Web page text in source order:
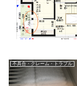
不具合・クレーム・トラブル